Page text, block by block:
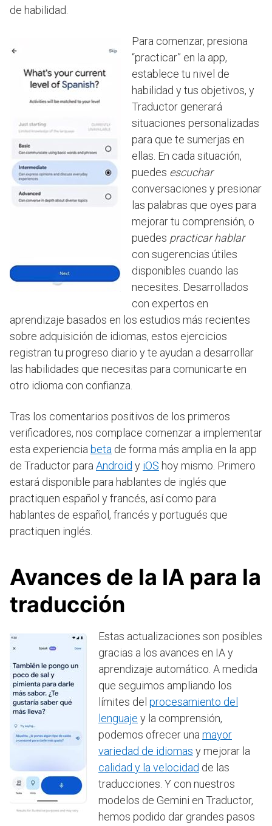
de habilidad.
Para comenzar, presiona
“practicar” en la app,
establece tu nivel de
habilidad y tus objetivos, y
Traductor generará
situaciones personalizadas
para que te sumerjas en
ellas. En cada situación,
puedes escuchar
conversaciones y presionar
las palabras que oyes para
mejorar tu comprensión, o
puedes practicar hablar
con sugerencias útiles
disponibles cuando las
necesites. Desarrollados
con expertos en
aprendizaje basados en los estudios más recientes
sobre adquisición de idiomas, estos ejercicios
registran tu progreso diario y te ayudan a desarrollar
las habilidades que necesitas para comunicarte en
otro idioma con confianza.
Tras los comentarios positivos de los primeros
verificadores, nos complace comenzar a implementar
esta experiencia beta de forma más amplia en la app
de Traductor paraAndroid y iOS hoy mismo. Primero
estará disponible para hablantes de inglés que
practiquen español y francés, así como para
hablantes de español, francés y portugués que
practiquen inglés.
Avances de la IA para la
traducción
Estas actualizaciones son posibles
gracias a los avances en IA y
aprendizaje automático. A medida
que seguimos ampliando los
límites del procesamiento del
lenguaje y la comprensión,
podemos ofrecer unamayor
variedad de idiomas y mejorar la
calidad y la velocidad de las
traducciones. Y con nuestros
modelos de Gemini en Traductor,
hemos podido dar grandes pasos